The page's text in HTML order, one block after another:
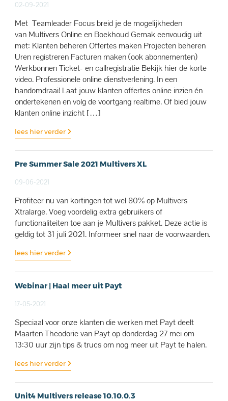
02-09-2021
Met Teamleader Focus breid je de mogelijkheden
van Multivers Online en Boekhoud Gemak eenvoudig uit
met: Klanten beheren Offertes maken Projecten beheren
Uren registreren Facturen maken (ook abonnementen)
Werkbonnen Ticket- en callregistratie Bekijk hier de korte
video. Professionele online dienstverlening. In een
handomdraai! Laat jouw klanten offertes online inzien én
ondertekenen en volg de voortgang realtime. Of bied jouw
klanten online inzicht […]
lees hier verder
Pre Summer Sale 2021 Multivers XL
09-06-2021
Profiteer nu van kortingen tot wel 80% op Multivers
Xtralarge. Voeg voordelig extra gebruikers of
functionaliteiten toe aan je Multivers pakket. Deze actie is
geldig tot 31 juli 2021. Informeer snel naar de voorwaarden.
lees hier verder
Webinar | Haal meer uit Payt
17-05-2021
Speciaal voor onze klanten die werken met Payt deelt
Maarten Theodorie van Payt op donderdag 27 mei om
13:30 uur zijn tips & trucs om nog meer uit Payt te halen.
lees hier verder
Unit4 Multivers release 10.10.0.3